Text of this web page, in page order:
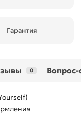
Гарантия
0 Вопрос-